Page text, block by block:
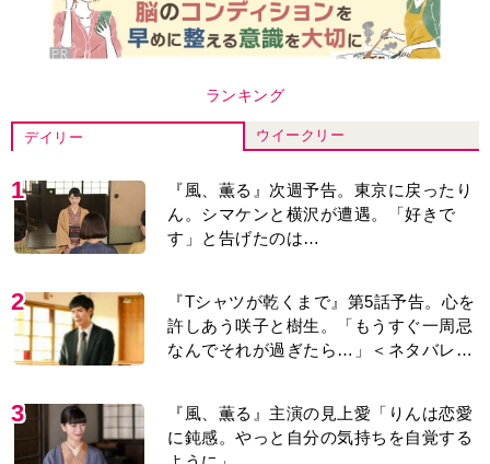
ランキング
デイリー ウイークリー
1
『風、薫る』次週予告。東京に戻ったり
ん。シマケンと横沢が遭遇。「好きで
す」と告げたのは…
2
『Tシャツが乾くまで』第5話予告。心を
許しあう咲子と樹生。「もうすぐ一周忌
なんでそれが過ぎたら…」＜ネタバレあ
3
『風、薫る』主演の見上愛「りんは恋愛
に鈍感。やっと自分の気持ちを自覚する